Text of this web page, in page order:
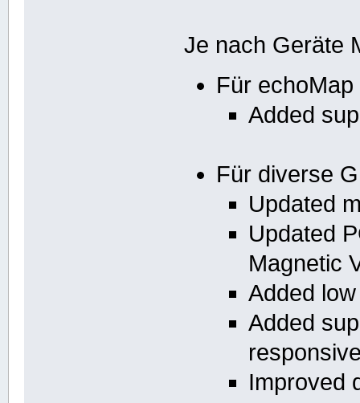
Je nach Geräte
Für
Added
Für diverse
Updated
Updated
Magnetic
Added
Added
Improved